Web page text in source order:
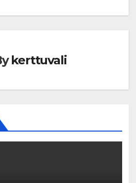
kerttuvali